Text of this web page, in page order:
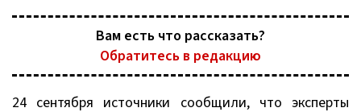
24 сентября источники сообщили, что эксперты
Вам есть что рассказать?
Обратитесь в редакцию